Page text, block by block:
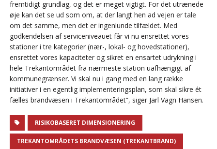
fremtidigt grundlag, og det er meget vigtigt. For det utrænede
øje kan det se ud som om, at der langt hen ad vejen er tale
om det samme, men det er ingenlunde tilfældet. Med
godkendelsen af serviceniveauet får vi nu ensrettet vores
stationer i tre kategorier (nær-, lokal- og hovedstationer),
ensrettet vores kapaciteter og sikret en ensartet udrykning i
hele Trekantområdet fra nærmeste station uafhængigt af
kommunegrænser. Vi skal nu i gang med en lang række
initiativer i en egentlig implementeringsplan, som skal sikre ét
fælles brandvæsen i Trekantområdet”, siger Jarl Vagn Hansen.
RISIKOBASERET DIMENSIONERING
TREKANTOMRÅDETS BRANDVÆSEN (TREKANTBRAND)